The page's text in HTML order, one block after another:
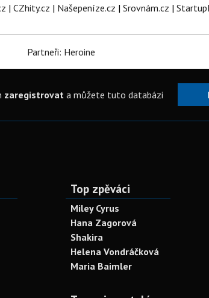
| CZhity.cz | Našepeníze.cz | Srovnám.cz |
Partneři: Heroine
zaregistrovata můžete tuto databázi
Top zpěváci
Miley Cyrus
Hana Zagorová
Shakira
Helena Vondráčková
Maria Baimler